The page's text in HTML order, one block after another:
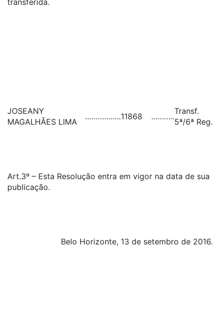
transferida.
JOSEANY
MAGALHÃES LIMA
……………..11868 ………..
Transf.
5ª/6ª Reg.
Art.3º – Esta Resolução entra em vigor na data de sua
publicação.
Belo Horizonte, 13 de setembro de 2016.